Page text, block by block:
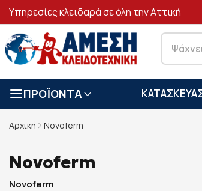
Υπηρεσίες κλειδαρά σε όλη την Αττική
ΑΣΦΑΛΕΙΣ ΣΥΝΑΛΛΑΓΕΣ
ΠΡΟΪΟΝΤΑ
Αρχική Novoferm
Novoferm
Novoferm